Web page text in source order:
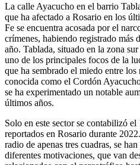
La calle Ayacucho en el barrio
que ha afectado a Rosario en los
Fe se encuentra acosada por el
crímenes, habiendo registrado más
año. Tablada, situado en la zona
uno de los principales focos de la
que ha sembrado el miedo entre los
conocida como el Cordón
se ha experimentado un notable
últimos años.
Solo en este sector se contabilizó
reportados en Rosario durante
radio de apenas tres cuadras, se
diferentes motivaciones, que van